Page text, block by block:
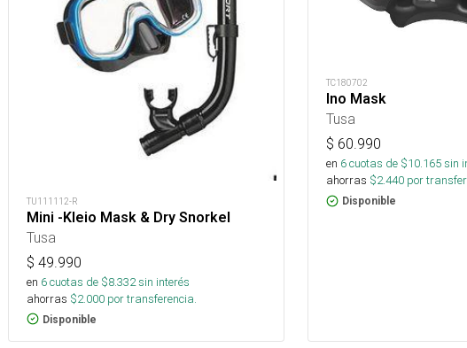
TU111112-R
Mini -Kleio Mask & Dry Snorkel
Tusa
$ 49.990
en 6cuotas de $8.332sin interés
ahorras $2.000 por transferencia.
Disponible
TC180702
Ino Mask
Tusa
$ 60.990
en 6cuotas de $10.165sin
ahorras $2.440 por
Disponible